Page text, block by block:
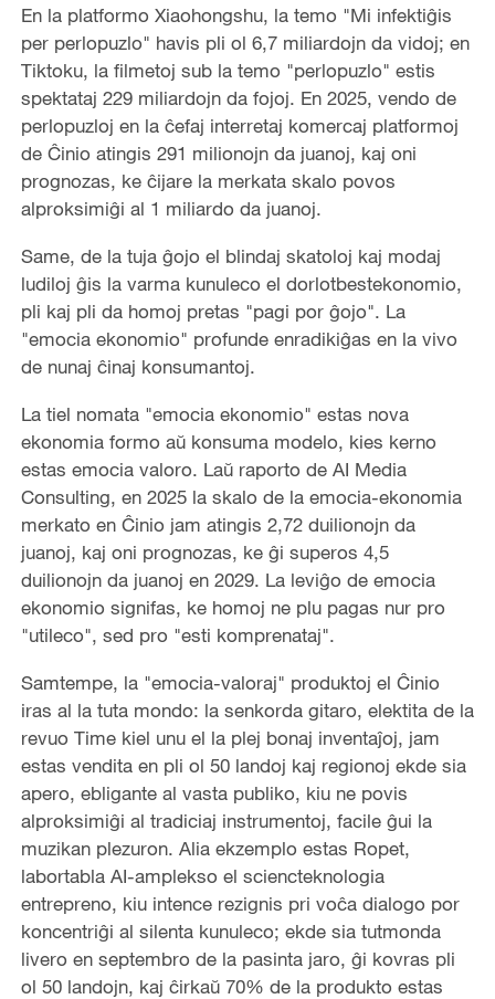
d
e
o
En la platformo Xiaohongshu, la temo "Mi infektiĝis
per perlopuzlo" havis pli ol 6,7 miliardojn da vidoj; en
Tiktoku, la filmetoj sub la temo "perlopuzlo" estis
spektataj 229 miliardojn da fojoj. En 2025, vendo de
perlopuzloj en la ĉefaj interretaj komercaj platformoj
de Ĉinio atingis 291 milionojn da juanoj, kaj oni
prognozas, ke ĉijare la merkata skalo povos
alproksimiĝi al 1 miliardo da juanoj.
Same, de la tuja ĝojo el blindaj skatoloj kaj modaj
ludiloj ĝis la varma kunuleco el dorlotbestekonomio,
pli kaj pli da homoj pretas "pagi por ĝojo". La
"emocia ekonomio" profunde enradikiĝas en la vivo
de nunaj ĉinaj konsumantoj.
La tiel nomata "emocia ekonomio" estas nova
ekonomia formo aŭ konsuma modelo, kies kerno
estas emocia valoro. Laŭ raporto de AI Media
Consulting, en 2025 la skalo de la emocia-ekonomia
merkato en Ĉinio jam atingis 2,72 duilionojn da
juanoj, kaj oni prognozas, ke ĝi superos 4,5
duilionojn da juanoj en 2029. La leviĝo de emocia
ekonomio signifas, ke homoj ne plu pagas nur pro
"utileco", sed pro "esti komprenataj".
Samtempe, la "emocia-valoraj" produktoj el Ĉinio
iras al la tuta mondo: la senkorda gitaro, elektita de la
revuo Time kiel unu el la plej bonaj inventaĵoj, jam
estas vendita en pli ol 50 landoj kaj regionoj ekde sia
apero, ebligante al vasta publiko, kiu ne povis
alproksimiĝi al tradiciaj instrumentoj, facile ĝui la
muzikan plezuron. Alia ekzemplo estas Ropet,
labortabla AI-amplekso el sciencteknologia
entrepreno, kiu intence rezignis pri voĉa dialogo por
koncentriĝi al silenta kunuleco; ekde sia tutmonda
livero en septembro de la pasinta jaro, ĝi kovras pli
ol 50 landojn, kaj ĉirkaŭ 70% de la produkto estas